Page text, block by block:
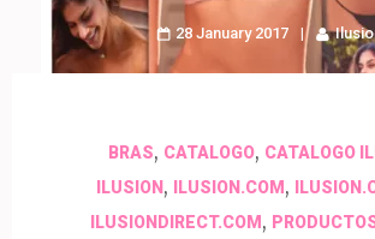
28 January 2017
BRAS, CATALOGO, CATALOGO
ILUSION , ILUSION.COM ,
ILUSIONDIRECT.COM ,